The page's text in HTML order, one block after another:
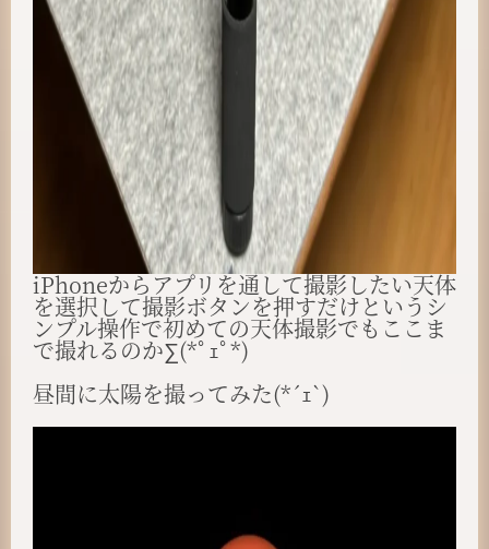
iPhoneからアプリを通して撮影したい天体
を選択して撮影ボタンを押すだけというシ
ンプル操作で初めての天体撮影でもここま
で撮れるのか∑(*ﾟｪﾟ*)
昼間に太陽を撮ってみた(*´ｪ`)